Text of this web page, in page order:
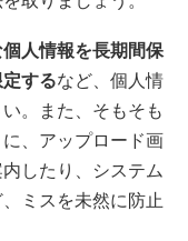
人情報を長期間保
するなど、個人情
。また、そもそも
、アップロード画
したり、システム
ミスを未然に防止